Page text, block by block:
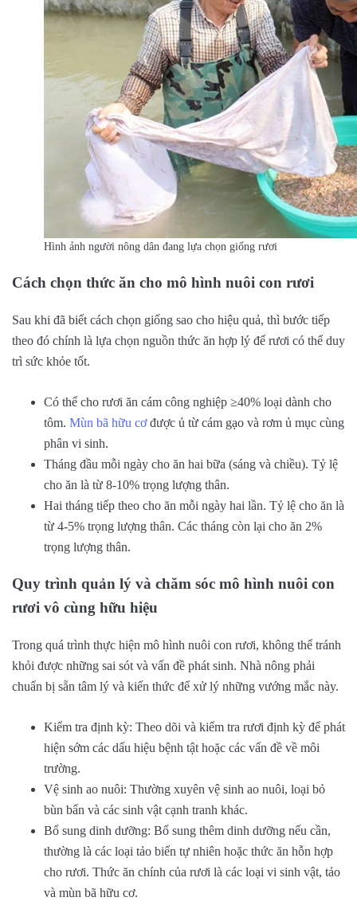
Hình ảnh người nông dân đang lựa chọn giống rươi
Cách chọn thức ăn cho mô hình nuôi con rươi
Sau khi đã biết cách chọn giống sao cho hiệu quả, thì bước tiếp
theo đó chính là lựa chọn nguồn thức ăn hợp lý để rươi có thể duy
trì sức khỏe tốt.
Có thể cho rươi ăn cám công nghiệp ≥40% loại dành cho
tôm. Mùn bã hữu cơđược ủ từ cám gạo và rơm ủ mục cùng
phân vi sinh.
Tháng đầu mỗi ngày cho ăn hai bữa (sáng và chiều). Tỷ lệ
cho ăn là từ 8-10% trọng lượng thân.
Hai tháng tiếp theo cho ăn mỗi ngày hai lần. Tỷ lệ cho ăn là
từ 4-5% trọng lượng thân. Các tháng còn lại cho ăn 2%
trọng lượng thân.
Quy trình quản lý và chăm sóc mô hình nuôi con
rươi vô cùng hữu hiệu
Trong quá trình thực hiện mô hình nuôi con rươi, không thể tránh
khỏi được những sai sót và vấn đề phát sinh. Nhà nông phải
chuẩn bị sẵn tâm lý và kiến thức để xử lý những vướng mắc này.
Kiểm tra định kỳ: Theo dõi và kiểm tra rươi định kỳ để phát
hiện sớm các dấu hiệu bệnh tật hoặc các vấn đề về môi
trường.
Vệ sinh ao nuôi: Thường xuyên vệ sinh ao nuôi, loại bỏ
bùn bẩn và các sinh vật cạnh tranh khác.
Bổ sung dinh dưỡng: Bổ sung thêm dinh dưỡng nếu cần,
thường là các loại tảo biển tự nhiên hoặc thức ăn hỗn hợp
cho rươi. Thức ăn chính của rươi là các loại vi sinh vật, tảo
và mùn bã hữu cơ.